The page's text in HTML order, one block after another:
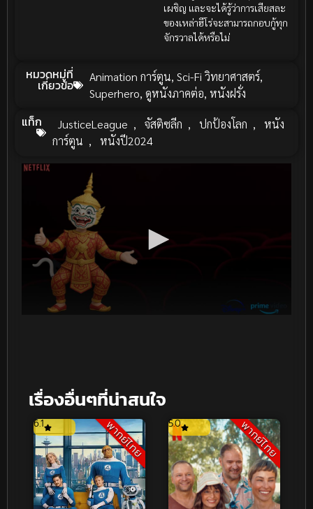
เผชิญ และจะได้รู้ว่าการเสียสละ
ของเหล่าฮีโร่จะสามารถกอบกู้ทุก
จักรวาลได้หรือไม่
หมวดหมู่ที่
เกี่ยวข้อ
Animation การ์ตูน,Sci-Fi วิทยาศาสตร์,
Superhero,ดูหนังภาคต่อ, หนังฝรั่ง
แท็ก JusticeLeague , จัสติซลีก , ปกป้องโลก ,
หนัง
การ์ตูน , หนังปี2024
เรื่องอื่นๆที่น่าสนใจ
พากย์ไทย
6.1 พากย์ไทย
5.0